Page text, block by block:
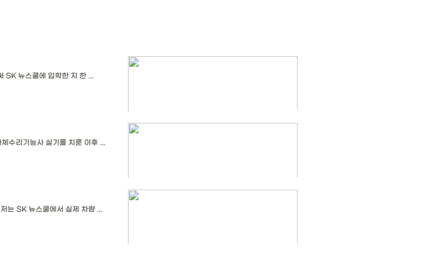
SK 뉴스쿨에 입학한 지 한 ...
수리기능사 실기를 치룬 이후 ...
는 SK 뉴스쿨에서 실제 차량 ...